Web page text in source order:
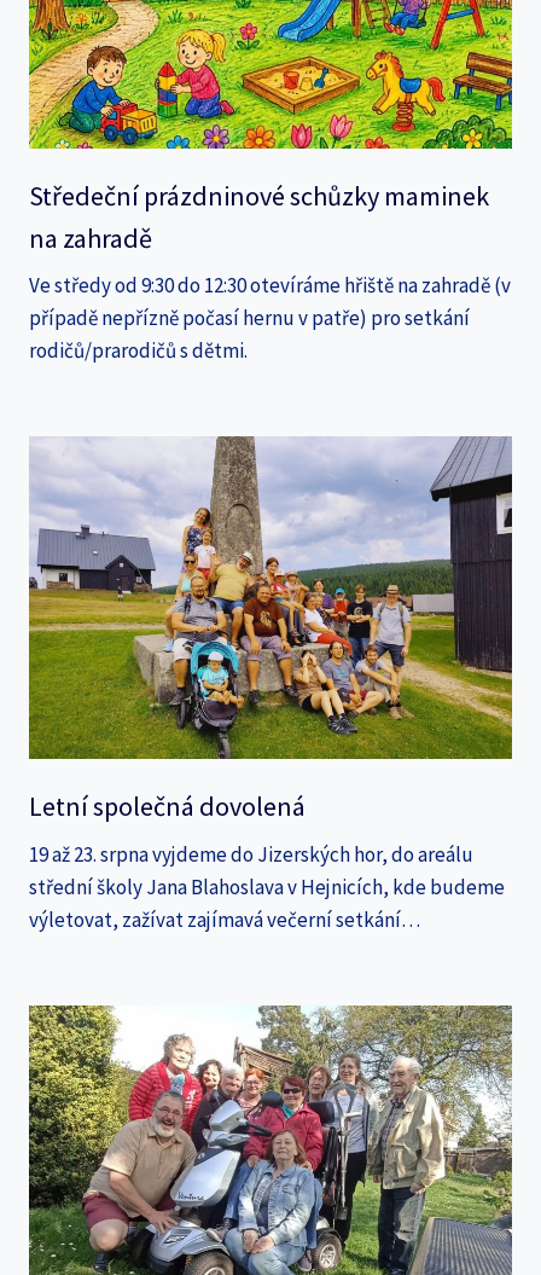
Středeční prázdninové schůzky maminek
na zahradě
Ve středy od 9:30 do 12:30 otevíráme hřiště na zahradě (v
případě nepřízně počasí hernu v patře) pro setkání
rodičů/prarodičů s dětmi.
Letní společná dovolená
19 až 23. srpna vyjdeme do Jizerských hor, do areálu
střední školy Jana Blahoslava v Hejnicích, kde budeme
výletovat, zažívat zajímavá večerní setkání…